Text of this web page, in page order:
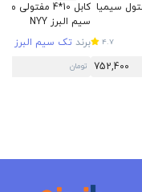
مفتول سیمیا
4.7
752,400
کابل 10*4
سیم البرز NYY
برند تک سیم البرز
تومان